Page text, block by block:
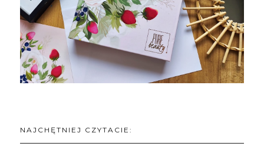
NAJCHĘTNIEJ CZYTACIE: